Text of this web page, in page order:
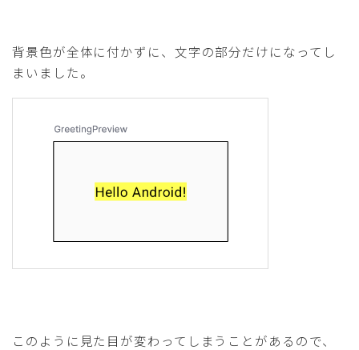
背景色が全体に付かずに、文字の部分だけになってし
まいました。
このように見た目が変わってしまうことがあるので、